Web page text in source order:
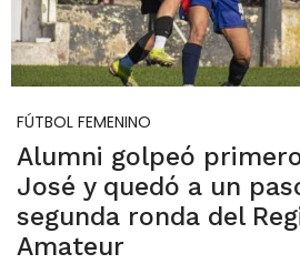
FÚTBOL FEMENINO
Alumni golpeó
José y quedó a un
segunda ronda del
Amateur